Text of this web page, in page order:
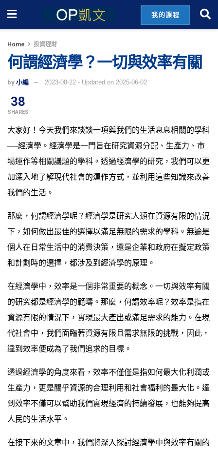
我的課程
Home 投資理財
何謂經濟學？一切與效率有關
by 小編 2023-08-22 - Updated on 2025-06-02
38
SHARES
大家好！今天我們來談談一項與我們的生活息息相關的學科
──經濟學。經濟學是一門旨在研究資源分配、生產力、市
場運作等相關議題的學科。透過經濟學的研究，我們可以更
加深入地了解現代社會的運作方式，並利用這些知識來改善
我們的生活。
那麼，何謂經濟學呢？經濟學是研究人類在資源有限的情況
下，如何做出最佳的選擇以滿足無限的需求的學科。無論是
個人在日常生活中的消費決策，還是企業和政府在擬定政策
和計劃時的選擇，都涉及到經濟學的原理。
在經濟學中，效率是一個非常重要的概念。一切與效率有關
的研究都是經濟學的範疇。那麼，何謂效率呢？效率是指在
資源有限的情況下，實現最大產出或滿足需求的能力。在現
代社會中，我們面臨著資源有限且需求無限的挑戰，因此，
達到效率便成為了我們追求的目標。
透過經濟學的角度來看，效率不僅僅是指如何最大化利潤或
生產力，更是關乎資源的合理利用和社會福利的最大化。達
到效率不僅可以幫助我們實現經濟的持續發展，也能夠提高
人民的生活水平。
在接下來的文章中，我們將深入探討經濟學中與效率有關的